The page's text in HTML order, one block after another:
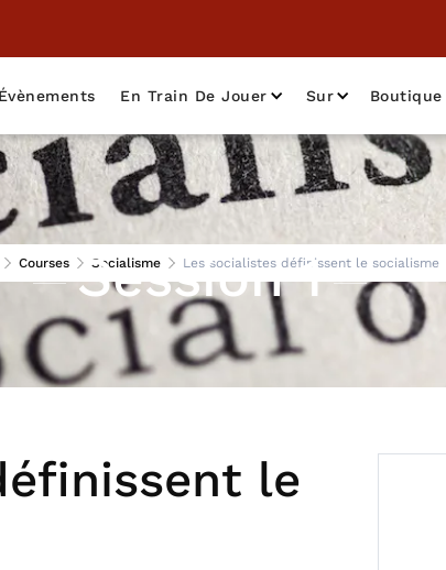
Évènements En Train De Jouer Sur Boutique
Courses Socialisme Les socialistes définissent le socialisme
Session 1
le